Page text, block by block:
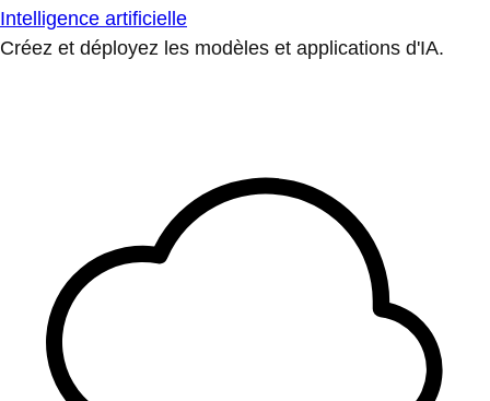
Intelligence artificielle
Créez et déployez les modèles et applications d'IA.